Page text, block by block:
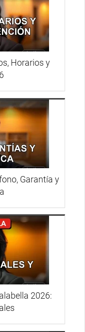
Horarios y
Garantía y
2026: